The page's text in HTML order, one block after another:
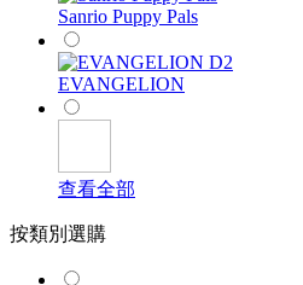
Sanrio Puppy Pals
EVANGELION
查看全部
按類別選購